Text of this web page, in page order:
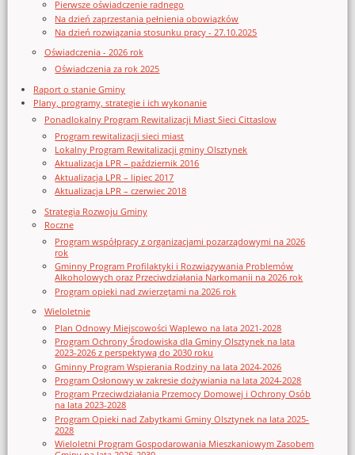
Pierwsze oświadczenie radnego
Na dzień zaprzestania pełnienia obowiązków
Na dzień rozwiązania stosunku pracy - 27.10.2025
Oświadczenia - 2026 rok
Oświadczenia za rok 2025
Raport o stanie Gminy
Plany, programy, strategie i ich wykonanie
Ponadlokalny Program Rewitalizacji Miast Sieci Cittaslow
Program rewitalizacji sieci miast
Lokalny Program Rewitalizacji gminy Olsztynek
Aktualizacja LPR – październik 2016
Aktualizacja LPR – lipiec 2017
Aktualizacja LPR – czerwiec 2018
Strategia Rozwoju Gminy
Roczne
Program współpracy z organizacjami pozarządowymi na 2026
rok
Gminny Program Profilaktyki i Rozwiązywania Problemów
Alkoholowych oraz Przeciwdziałania Narkomanii na 2026 rok
Program opieki nad zwierzętami na 2026 rok
Wieloletnie
Plan Odnowy Miejscowości Waplewo na lata 2021-2028
Program Ochrony Środowiska dla Gminy Olsztynek na lata
2023-2026 z perspektywą do 2030 roku
Gminny Program Wspierania Rodziny na lata 2024-2026
Program Osłonowy w zakresie dożywiania na lata 2024-2028
Program Przeciwdziałania Przemocy Domowej i Ochrony Osób
na lata 2023-2028
Program Opieki nad Zabytkami Gminy Olsztynek na lata 2025-
2028
Wieloletni Program Gospodarowania Mieszkaniowym Zasobem